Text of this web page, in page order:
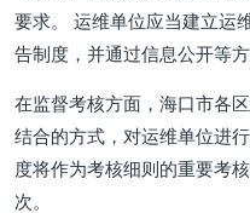
要求。 运维单位应当建立运
告制度，并通过信息公开等
在监督考核方面，海口市各
结合的方式，对运维单位进
度将作为考核细则的重要考
次。